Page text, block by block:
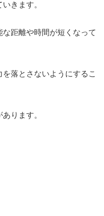
きます。
距離や時間が短くなって
落とさないようにするこ
ります。